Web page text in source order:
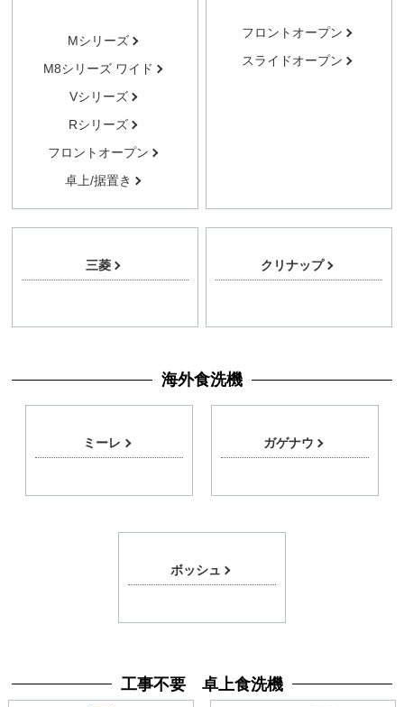
Mシリーズ
M8シリーズ ワイド
Vシリーズ
Rシリーズ
フロントオープン
卓上/据置き
フロントオープン
スライドオープン
三菱 クリナップ
海外食洗機
ミーレ ガゲナウ
ボッシュ
工事不要 卓上食洗機